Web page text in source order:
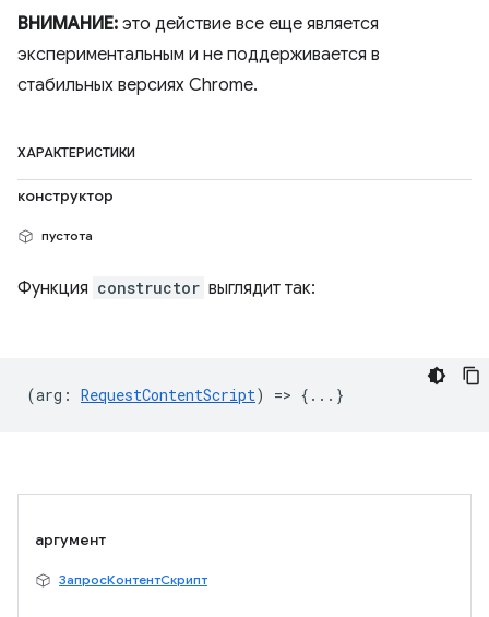
ВНИМАНИЕ: это действие все еще является
экспериментальным и не поддерживается в
стабильных версиях Chrome.
ХАРАКТЕРИСТИКИ
конструктор
пустота
Функция constructor выглядит так:
(arg : RequestContentScript) => {...}
аргумент
ЗапросКонтентСкрипт